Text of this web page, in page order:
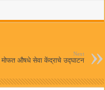
Next
मोफत औषधे सेवा केंद्राचे उद्घाटन